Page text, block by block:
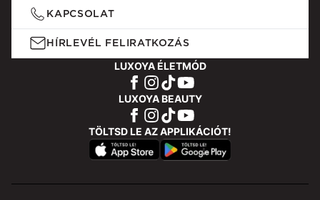
KAPCSOLAT
HÍRLEVÉL FELIRATKOZÁS
LUXOYA ÉLETMÓD
LUXOYA BEAUTY
TÖLTSD LE AZ APPLIKÁCIÓT!